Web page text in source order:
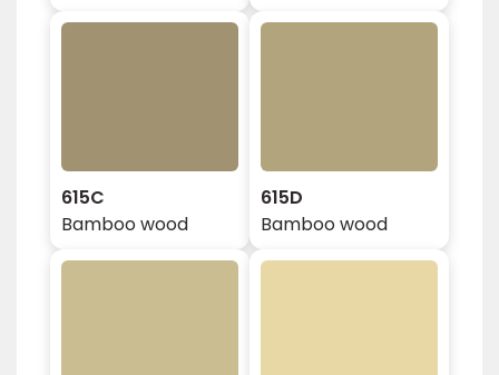
615C
Bamboo wood
615D
Bamboo wood